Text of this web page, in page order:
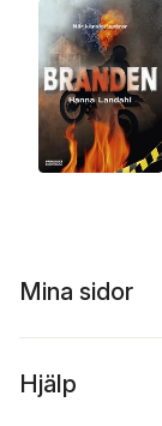
Mina sidor
Hjälp